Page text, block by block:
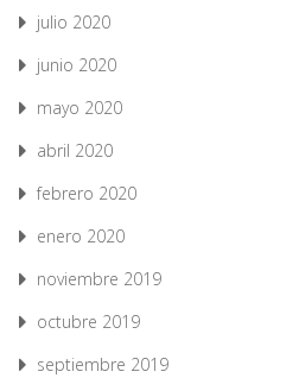
julio 2020
junio 2020
mayo 2020
abril 2020
febrero 2020
enero 2020
noviembre 2019
octubre 2019
septiembre 2019